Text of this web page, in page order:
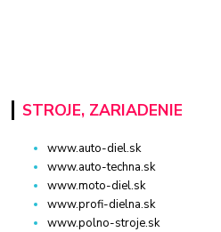
STROJE, ZARIADENIE
www.auto-diel.sk
www.auto-techna.sk
www.moto-diel.sk
www.profi-dielna.sk
www.polno-stroje.sk